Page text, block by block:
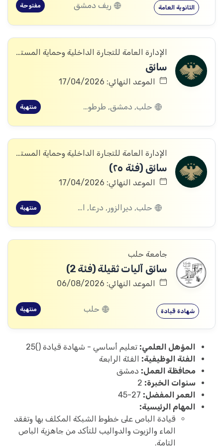
الثانوية العامة ريف دمشق مفتوحة
الإدارة العامة للتجارة الداخلية وحماية المستهلك
سائق
الموعد النهائي: 17/04/2026
حلب, دمشق, طرطوس, ريف دمشق, ديرالزور, درعا, اللاذقية, الرقة, الحسكة منتهية
الإدارة العامة للتجارة الداخلية وحماية المستهلك
سائق (فئة ٢٥)
الموعد النهائي: 17/04/2026
حلب, ديرالزور, درعا, القنيطرة منتهية
جامعة حلب
سائق آليات ثقيلة (فئة 2)
الموعد النهائي: 06/08/2026
شهادة قيادة حلب منتهية
المؤهل العلمي: تعليم أساسي - شهادة قيادة ()25
الفئة الوظيفية: الفئة الرابعة
محافظة العمل: دمشق
سنوات الخبرة:
العمر المفضل:
المهام الرئيسية:
قيادة الباص على خطوط الشبكة المكلف بها وتفقد
الماء والزيوت والدواليب للتأكد من جاهزية الباص
التامة.